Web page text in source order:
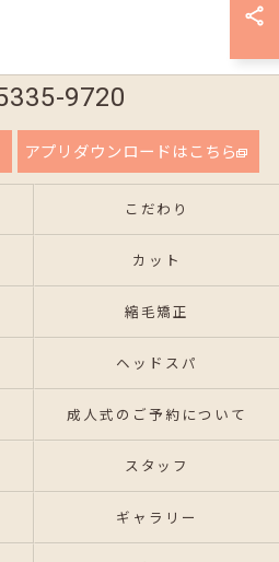
9720
アプリダウンロードはこちら
こだわり
カット
縮毛矯正
ヘッドスパ
成人式のご予約について
スタッフ
ギャラリー